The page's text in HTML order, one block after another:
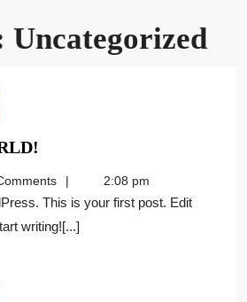
Uncategorized
2:08 pm
writing![...]